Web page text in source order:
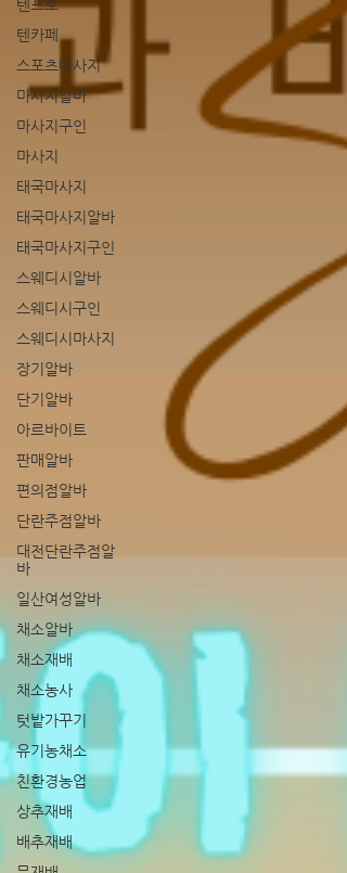
텐프로
텐카페
스포츠마사지
마사지알바
마사지구인
마사지
태국마사지
태국마사지알바
태국마사지구인
스웨디시알바
스웨디시구인
스웨디시마사지
장기알바
단기알바
아르바이트
판매알바
편의점알바
단란주점알바
대전단란주점알
바
일산여성알바
채소알바
채소재배
채소농사
텃밭가꾸기
유기농채소
친환경농업
상추재배
배추재배